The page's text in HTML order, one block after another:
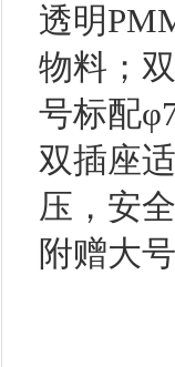
透明
物料；
号标配
双插座
压，安
附赠大